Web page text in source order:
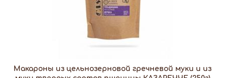
Макароны из цельнозерновой гречневой муки и из